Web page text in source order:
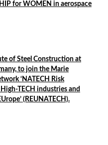
for WOMEN in aerospace
of Steel Construction at
to join the Marie
‘NATECH Risk
TECH industries and
(REUNATECH).